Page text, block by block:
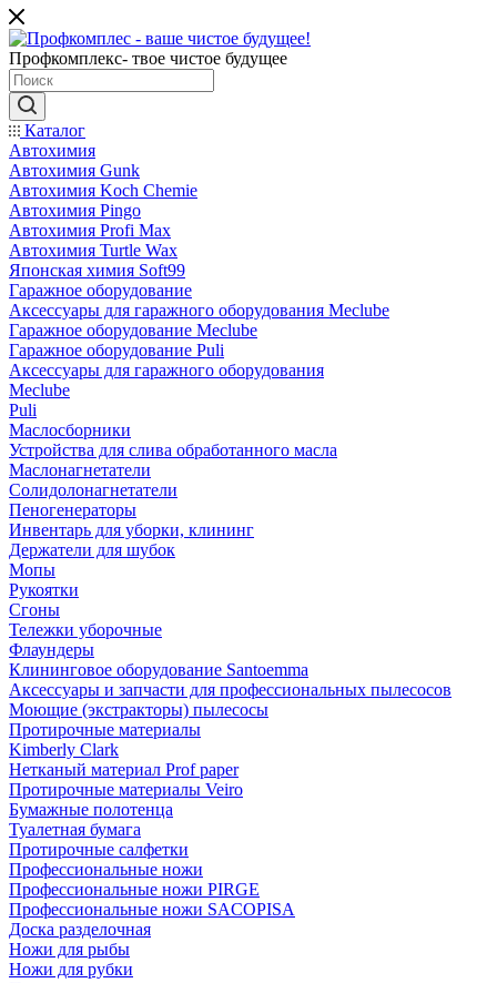
Профкомплекс- твое чистое будущее
Каталог
Автохимия
Автохимия Gunk
Автохимия Koch Chemie
Автохимия Pingo
Автохимия Profi Max
Автохимия Turtle Wax
Японская химия Soft99
Гаражное оборудование
Аксессуары для гаражного оборудования Meclube
Гаражное оборудование Meclube
Гаражное оборудование Puli
Аксессуары для гаражного оборудования
Meclube
Puli
Маслосборники
Устройства для слива обработанного масла
Маслонагнетатели
Солидолонагнетатели
Пеногенераторы
Инвентарь для уборки, клининг
Держатели для шубок
Мопы
Рукоятки
Сгоны
Тележки уборочные
Флаундеры
Клининговое оборудование Santoemma
Аксессуары и запчасти для профессиональных пылесосов
Моющие (экстракторы) пылесосы
Протирочные материалы
Kimberly Clark
Нетканый материал Prof paper
Протирочные материалы Veiro
Бумажные полотенца
Туалетная бумага
Протирочные салфетки
Профессиональные ножи
Профессиональные ножи PIRGE
Профессиональные ножи SACOPISA
Доска разделочная
Ножи для рыбы
Ножи для рубки